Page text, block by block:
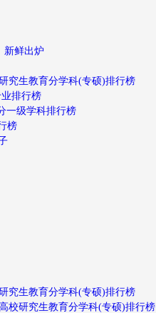
新鲜出炉
究生教育分学科(专硕)排行榜
排行榜
一级学科排行榜
榜
究生教育分学科(专硕)排行榜
校研究生教育分学科(专硕)排行榜